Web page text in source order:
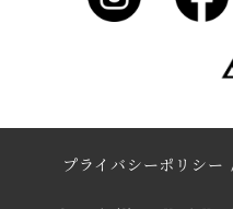
プライバシーポリシー